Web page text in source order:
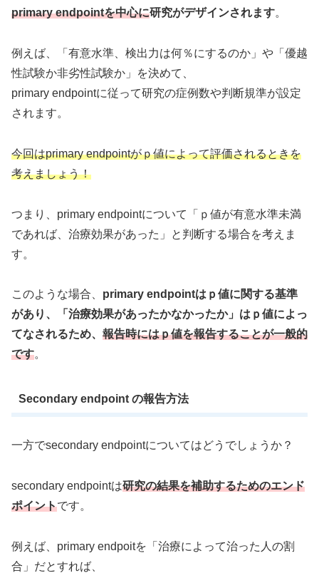
primary endpointを中心に研究がデザインされます。
例えば、「有意水準、検出力は何％にするのか」や「優越
性試験か非劣性試験か」を決めて、
primary endpointに従って研究の症例数や判断規準が設定
されます。
今回はprimary endpointがｐ値によって評価されるときを
考えましょう！
つまり、primary endpointについて「ｐ値が有意水準未満
であれば、治療効果があった」と判断する場合を考えま
す。
このような場合、 primary endpointはｐ値に関する基準
があり、「治療効果があったかなかったか」はｐ値によっ
てなされるため、 報告時にはｐ値を報告することが一般的
です。
Secondary endpoint の報告方法
一方でsecondary endpointについてはどうでしょうか？
secondary endpointは研究の結果を補助するためのエンド
ポイントです。
例えば、primary endpoitを「治療によって治った人の割
合」だとすれば、